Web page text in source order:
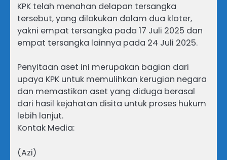
KPK telah menahan delapan tersangka
tersebut, yang dilakukan dalam dua kloter,
yakni empat tersangka pada 17 Juli 2025 dan
empat tersangka lainnya pada 24 Juli 2025.
Penyitaan aset ini merupakan bagian dari
upaya KPK untuk memulihkan kerugian negara
dan memastikan aset yang diduga berasal
dari hasil kejahatan disita untuk proses hukum
lebih lanjut.
Kontak Media:
(Azi)